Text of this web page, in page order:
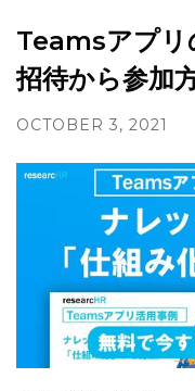
Teamsアプリ
招待から参加
OCTOBER 3, 2021